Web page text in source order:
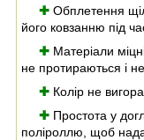
✚ Обплетення
його ковзанню під
✚ Матеріали
не протираються і
✚ Колір не
✚ Простота у
поліроллю, щоб